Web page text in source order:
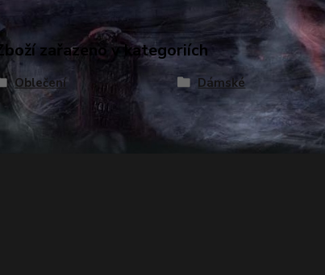
zařazeno v kategoriích
Oblečení Dámské